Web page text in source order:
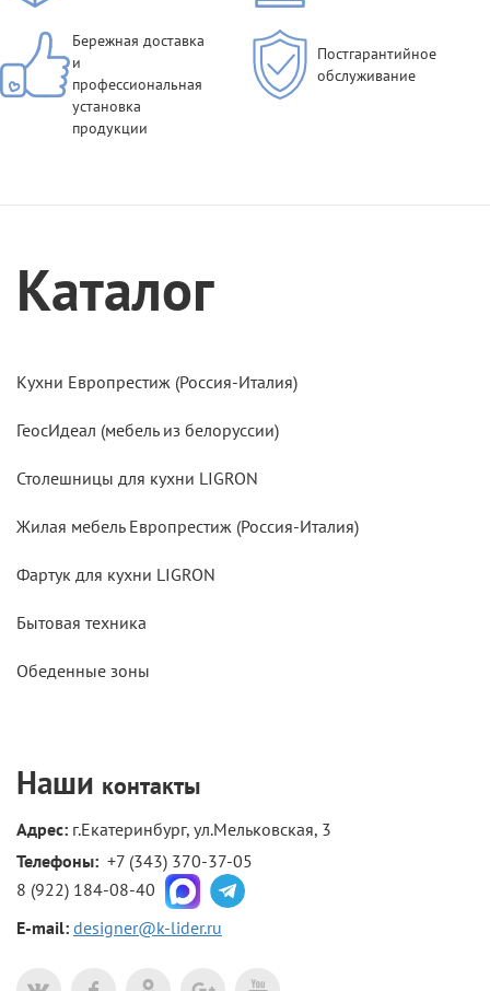
Бережная доставка
и
профессиональная
установка
продукции
Постгарантийное
обслуживание
Каталог
Кухни Европрестиж (Россия-Италия)
ГеосИдеал (мебель из белоруссии)
Столешницы для кухни LIGRON
Жилая мебель Европрестиж (Россия-Италия)
Фартук для кухни LIGRON
Бытовая техника
Обеденные зоны
Наши контакты
Адрес: г.Екатеринбург, ул.Мельковская, 3
Телефоны: +7 (343) 370-37-05
8 (922) 184-08-40
E-mail: designer@k-lider.ru